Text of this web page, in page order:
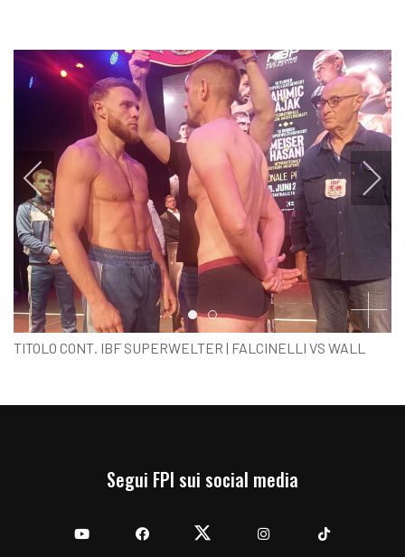
Item 0Item 1
TITOLO CONT. IBF SUPERWELTER | FALCINELLI VS WALL
Segui FPI sui social media